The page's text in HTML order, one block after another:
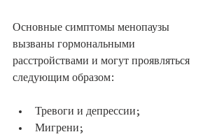
Основные симптомы менопаузы
вызваны гормональными
расстройствами и могут проявляться
следующим образом:
Тревоги и депрессии;
Мигрени;